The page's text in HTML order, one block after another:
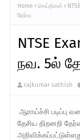
Home செய்திகள்
தேர்வு
NTSE
நவ. 5ல்
rajkumar sathish
ஆராய்ச்சி படிப்பு
தேசிய திறனறி